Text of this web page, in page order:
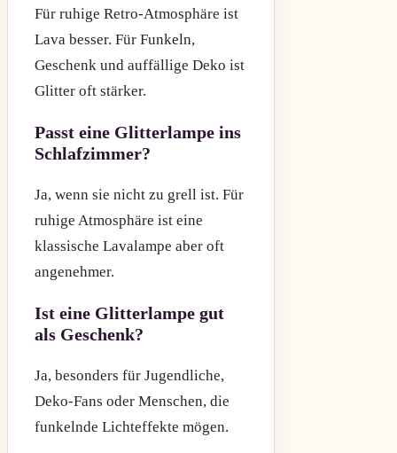
Für ruhige Retro-Atmosphäre ist
Lava besser. Für Funkeln,
Geschenk und auffällige Deko ist
Glitter oft stärker.
Passt eine Glitterlampe ins
Schlafzimmer?
Ja, wenn sie nicht zu grell ist. Für
ruhige Atmosphäre ist eine
klassische Lavalampe aber oft
angenehmer.
Ist eine Glitterlampe gut
als Geschenk?
Ja, besonders für Jugendliche,
Deko-Fans oder Menschen, die
funkelnde Lichteffekte mögen.